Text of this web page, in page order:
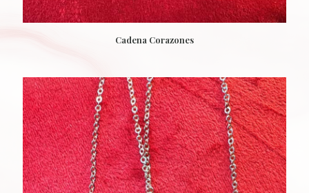
Cadena Corazones